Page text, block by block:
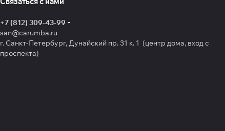
+7 (812) 309-43-99
san@carumba.ru
г. Санкт-Петербург, Дунайский пр. 31 к. 1 (центр дома, вход с
проспекта)